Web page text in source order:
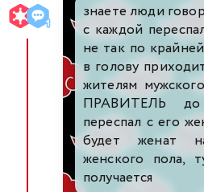
знаете люди
с каждой
не так по
в голову
жителям
ПРАВИТЕЛЬ до
переспал с его
будет женат
женского пола,
получается